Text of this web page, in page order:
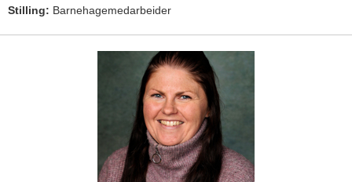
Stilling: Barnehagemedarbeider